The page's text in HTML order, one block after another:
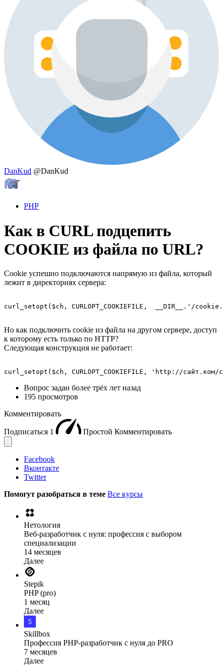
DanKud @DanKud
PHP
Как в CURL подцепить
COOKIE из файла по URL?
Cookie успешно подключаются напрямую из файла, который
лежит в директориях сервера:
curl_setopt($ch, CURLOPT_COOKIEFILE,  __DIR__.'/
Но как подключить cookie из файла на другом сервере, доступ
к которому есть только по HTTP?
Следующая конструкция не работает:
curl_setopt($ch, CURLOPT_COOKIEFILE, 'http://
Вопрос задан более трёх лет назад
195 просмотров
Комментировать
Подписаться 1 Простой Комментировать
Facebook
Вконтакте
Twitter
Помогут разобраться в теме Все курсы
Нетология
Веб-разработчик с нуля: профессия с выбором
специализации
14 месяцев
Далее
Stepik
PHP (pro)
1 месяц
Далее
Skillbox
Профессия PHP-разработчик с нуля до PRO
7 месяцев
Далее